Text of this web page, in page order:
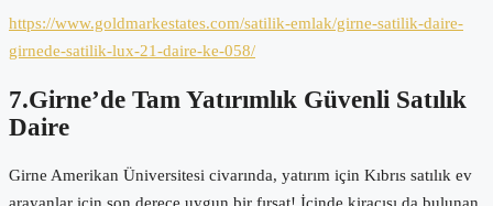
https://www.goldmarkestates.com/satilik-emlak/girne-satilik-daire-
girnede-satilik-lux-21-daire-ke-058/
7.Girne’de Tam Yatırımlık Güvenli Satılık
Daire
Girne Amerikan Üniversitesi civarında, yatırım için Kıbrıs satılık ev
arayanlar için son derece uygun bir fırsat! İçinde kiracısı da bulunan